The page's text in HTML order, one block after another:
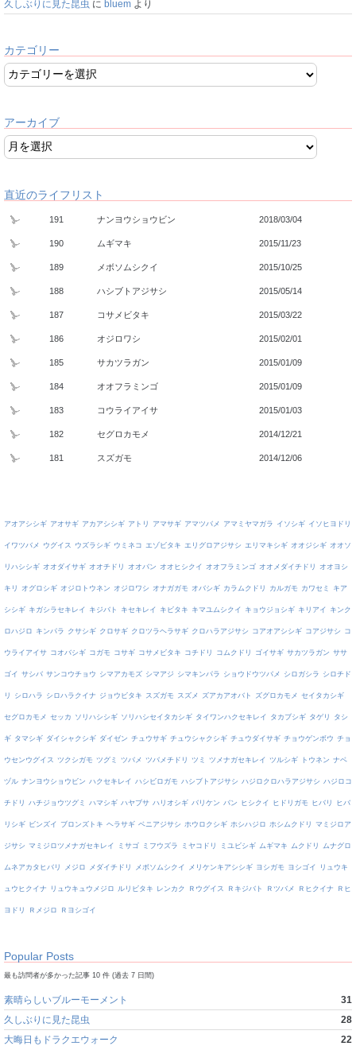
久しぶりに見た昆虫 に bluem より
カテゴリー
アーカイブ
直近のライフリスト
191 ナンヨウショウビン 2018/03/04
190 ムギマキ 2015/11/23
189 メボソムシクイ 2015/10/25
188 ハシブトアジサシ 2015/05/14
187 コサメビタキ 2015/03/22
186 オジロワシ 2015/02/01
185 サカツラガン 2015/01/09
184 オオフラミンゴ 2015/01/09
183 コウライアイサ 2015/01/03
182 セグロカモメ 2014/12/21
181 スズガモ 2014/12/06
アオアシシギ アオサギ アカアシシギ アトリ アマサギ アマツバメ アマミヤマガラ イソシギ イソヒヨドリ
イワツバメ ウグイス ウズラシギ ウミネコ エゾビタキ エリグロアジサシ エリマキシギ オオジシギ オオソ
リハシシギ オオダイサギ オオチドリ オオバン オオヒシクイ オオフラミンゴ オオメダイチドリ オオヨシ
キリ オグロシギ オジロトウネン オジロワシ オナガガモ オバシギ カラムクドリ カルガモ カワセミ キア
シシギ キガシラセキレイ キジバト キセキレイ キビタキ キマユムシクイ キョウジョシギ キリアイ キンク
ロハジロ キンパラ クサシギ クロサギ クロツラヘラサギ クロハラアジサシ コアオアシシギ コアジサシ コ
ウライアイサ コオバシギ コガモ コサギ コサメビタキ コチドリ コムクドリ ゴイサギ サカツラガン ササ
ゴイ サシバ サンコウチョウ シマアカモズ シマアジ シマキンパラ ショウドウツバメ シロガシラ シロチド
リ シロハラ シロハラクイナ ジョウビタキ スズガモ スズメ ズアカアオバト ズグロカモメ セイタカシギ
セグロカモメ セッカ ソリハシシギ ソリハシセイタカシギ タイワンハクセキレイ タカブシギ タゲリ タシ
ギ タマシギ ダイシャクシギ ダイゼン チュウサギ チュウシャクシギ チュウダイサギ チョウゲンボウ チョ
ウセンウグイス ツクシガモ ツグミ ツバメ ツバメチドリ ツミ ツメナガセキレイ ツルシギ トウネン ナベ
ヅル ナンヨウショウビン ハクセキレイ ハシビロガモ ハシブトアジサシ ハジロクロハラアジサシ ハジロコ
チドリ ハチジョウツグミ ハマシギ ハヤブサ ハリオシギ バリケン バン ヒシクイ ヒドリガモ ヒバリ ヒバ
リシギ ビンズイ ブロンズトキ ヘラサギ ベニアジサシ ホウロクシギ ホシハジロ ホシムクドリ マミジロア
ジサシ マミジロツメナガセキレイ ミサゴ ミフウズラ ミヤコドリ ミユビシギ ムギマキ ムクドリ ムナグロ
ムネアカタヒバリ メジロ メダイチドリ メボソムシクイ メリケンキアシシギ ヨシガモ ヨシゴイ リュウキ
ュウヒクイナ リュウキュウメジロ ルリビタキ レンカク Ｒウグイス Ｒキジバト Ｒツバメ Ｒヒクイナ Ｒヒ
ヨドリ Ｒメジロ Ｒヨシゴイ
Popular Posts
最も訪問者が多かった記事 10 件 (過去 7 日間)
素晴らしいブルーモーメント
31
久しぶりに見た昆虫
28
大晦日もドラクエウォーク
22